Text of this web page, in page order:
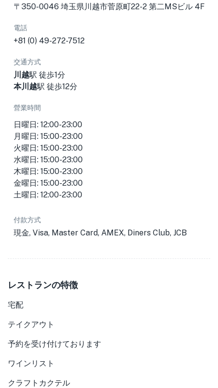
〒350-0046 埼玉県川越市菅原町22-2 第二MSビル 4F
電話
+81 (0) 49-272-7512
交通方式
川越駅 徒歩1分
本川越駅 徒歩12分
營業時間
日曜日: 12:00-23:00
月曜日: 15:00-23:00
火曜日: 15:00-23:00
水曜日: 15:00-23:00
木曜日: 15:00-23:00
金曜日: 15:00-23:00
土曜日: 12:00-23:00
付款方式
現金, Visa, Master Card, AMEX, Diners Club, JCB
レストランの特徴
宅配
テイクアウト
予約を受け付けております
ワインリスト
クラフトカクテル